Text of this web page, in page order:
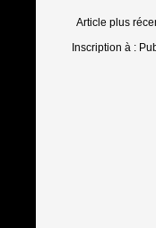
Article plus
Inscription à :